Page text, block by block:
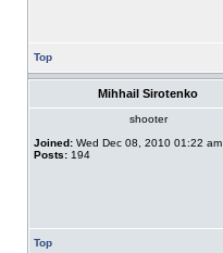
Top
Mihhail Sirotenko
shooter
Joined: Wed Dec 08, 2010 01:22 am
Posts: 194
Top